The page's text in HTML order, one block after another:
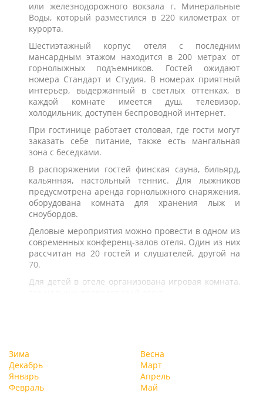
или железнодорожного вокзала г. Минеральные
Воды, который разместился в 220 километрах от
курорта.
Шестиэтажный корпус отеля с последним
мансардным этажом находится в 200 метрах от
горнолыжных подъемников. Гостей ожидают
номера Стандарт и Студия. В номерах приятный
интерьер, выдержанный в светлых оттенках, в
каждой комнате имеется душ, телевизор,
холодильник, доступен беспроводной интернет.
При гостинице работает столовая, где гости могут
заказать себе питание, также есть мангальная
зона с беседками.
В распоряжении гостей финская сауна, бильярд,
кальянная, настольный теннис. Для лыжников
предусмотрена аренда горнолыжного снаряжения,
оборудована комната для хранения лыж и
сноубордов.
Деловые мероприятия можно провести в одном из
современных конференц-залов отеля. Один из них
рассчитан на 20 гостей и слушателей, другой на
70.
Для детей в отеле организована игровая комната,
Зима
Декабрь
Январь
Февраль
Весна
Март
Апрель
Май